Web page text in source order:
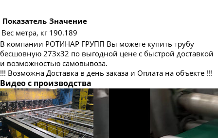
Труба бесшовная 121
Труба бесшовная 127
Труба бесшовная 133
Труба бесшовная 140
Труба бесшовная 146
Труба бесшовная 152
Труба бесшовная 159
Труба бесшовная 168
Показатель Значение
Вес метра, кг 190.189
В компании РОТИНАР ГРУПП Вы можете купить трубу
бесшовную 273х32 по выгодной цене с быстрой доставкой
и возможностью самовывоза.
!!! Возможна Доставка в день заказа и Оплата на объекте !!!
Видео с производства